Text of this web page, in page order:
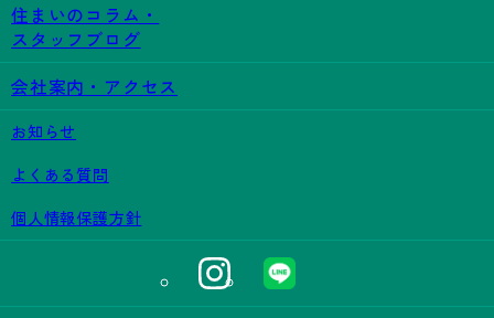
住まいのコラム・
スタッフブログ
会社案内・アクセス
お知らせ
よくある質問
個人情報保護方針